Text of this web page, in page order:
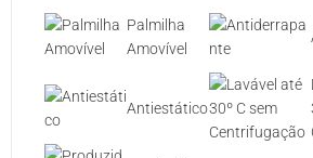
Palmilha
Amovível
Antiestático